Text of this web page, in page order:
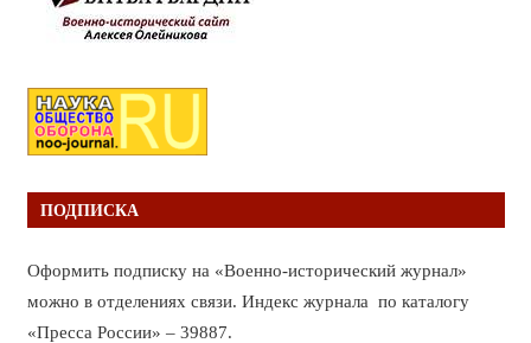
ПОДПИСКА
Оформить подписку на «Военно-исторический журнал»
можно в отделениях связи. Индекс журнала по каталогу
«Пресса России» – 39887.